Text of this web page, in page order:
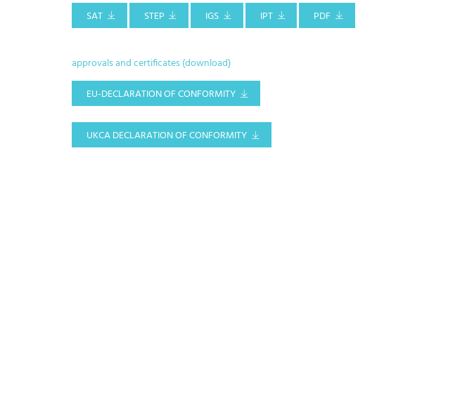
SAT
STEP IGS IPT PDF
approvals and certificates (download)
EU-DECLARATION OF CONFORMITY
UKCA DECLARATION OF CONFORMITY